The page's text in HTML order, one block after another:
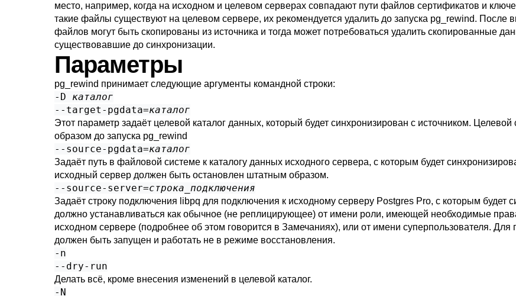
место, например, когда на исходном и целевом серверах совпадают пути файлов сертификатов и
такие файлы существуют на целевом сервере, их рекомендуется удалить до запуска pg_rewind. После
файлов могут быть скопированы из источника и тогда может потребоваться удалить скопированные
существовавшие до синхронизации.
Параметры
pg_rewind принимает следующие аргументы командной строки:
-D каталог
--target-pgdata=каталог
Этот параметр задаёт целевой каталог данных, который будет синхронизирован с источником.
образом до запуска pg_rewind
--source-pgdata=каталог
Задаёт путь в файловой системе к каталогу данных исходного сервера, с которым будет
исходный сервер должен быть остановлен штатным образом.
--source-server=строка_подключения
Задаёт строку подключения libpq для подключения к исходному серверу Postgres Pro, с которым будет
должно устанавливаться как обычное (не реплицирующее) от имени роли, имеющей необходимые
исходном сервере (подробнее об этом говорится в Замечаниях), или от имени суперпользователя.
должен быть запущен и работать не в режиме восстановления.
-n
--dry-run
Делать всё, кроме внесения изменений в целевой каталог.
-N